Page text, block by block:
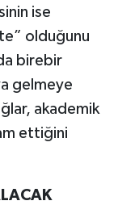
ise
olduğunu
birebir
gelmeye
akademik
ettiğini